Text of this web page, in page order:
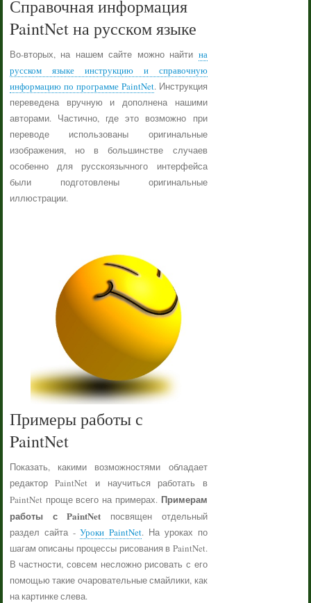
Справочная информация
PaintNet на русском языке
Во-вторых, на нашем сайте можно найти на
русском языке инструкцию и справочную
информацию по программе PaintNet. Инструкция
переведена вручную и дополнена нашими
авторами. Частично, где это возможно при
переводе использованы оригинальные
изображения, но в большинстве случаев
особенно для русскоязычного интерфейса
были подготовлены оригинальные
иллюстрации.
Примеры работы с
PaintNet
Показать, какими возможностями обладает
редактор PaintNet и научиться работать в
PaintNet проще всего на примерах. Примерам
работы с PaintNet посвящен отдельный
раздел сайта -Уроки PaintNet. На уроках по
шагам описаны процессы рисования в PaintNet.
В частности, совсем несложно рисовать с его
помощью такие очаровательные смайлики, как
на картинке слева.